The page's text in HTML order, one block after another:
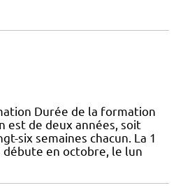
Durée de la formation
est de deux années, soit
six semaines chacun. La 1
en octobre, le lun